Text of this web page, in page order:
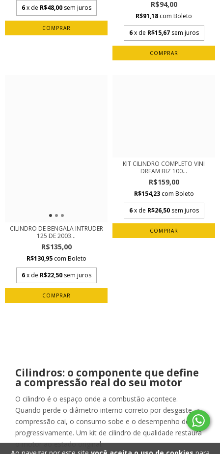
6 x de R$48,00 sem juros R$94,00
R$91,18 com Boleto
6 x de R$15,67 sem juros
CILINDRO DE BENGALA INTRUDER
125 DE 2003...
R$135,00
R$130,95 com Boleto
6 x de R$22,50 sem juros
KIT CILINDRO COMPLETO VINI
DREAM BIZ 100...
R$159,00
R$154,23 com Boleto
6 x de R$26,50 sem juros
Cilindros: o componente que define
a compressão real do seu motor
O cilindro é o espaço onde a combustão acontece.
Quando perde o diâmetro interno correto por desgaste, a
compressão cai, o consumo sobe e o desempenho decai
progressivamente. Um kit de cilindro de qualidade restaura
o motor ao estado original.